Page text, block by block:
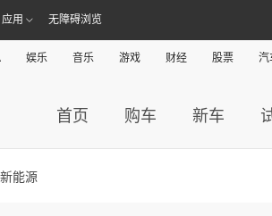
应用 无障碍浏览
娱乐 音乐 游戏 财经 股票 汽
首页 购车 新车
能源